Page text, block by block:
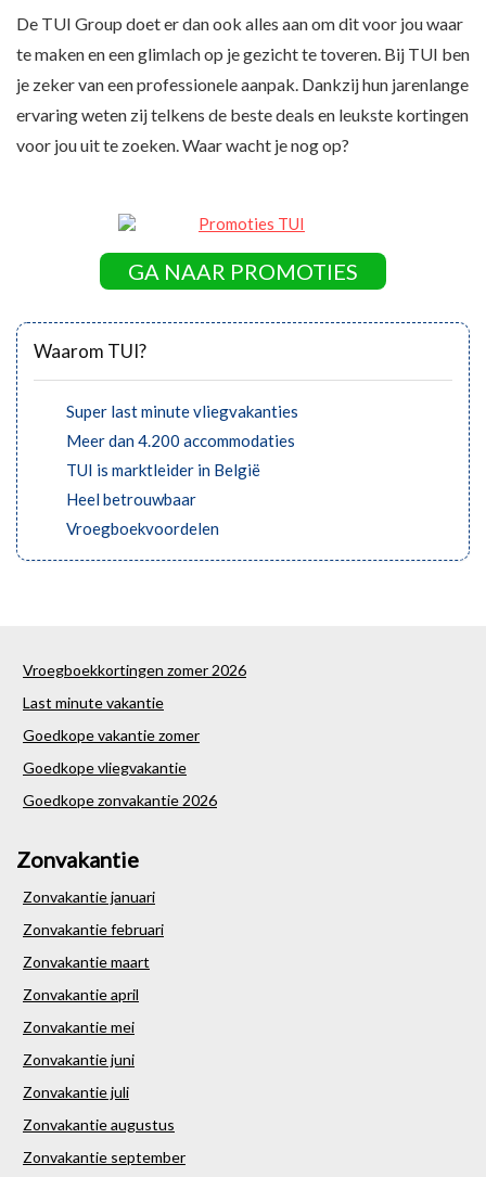
De TUI Group doet er dan ook alles aan om dit voor jou waar
te maken en een glimlach op je gezicht te toveren. Bij TUI ben
je zeker van een professionele aanpak. Dankzij hun jarenlange
ervaring weten zij telkens de beste deals en leukste kortingen
voor jou uit te zoeken. Waar wacht je nog op?
GA NAAR PROMOTIES
Waarom TUI?
Super last minute vliegvakanties
Meer dan 4.200 accommodaties
TUI is marktleider in België
Heel betrouwbaar
Vroegboekvoordelen
Vroegboekkortingen zomer 2026
Last minute vakantie
Goedkope vakantie zomer
Goedkope vliegvakantie
Goedkope zonvakantie 2026
Zonvakantie
Zonvakantie januari
Zonvakantie februari
Zonvakantie maart
Zonvakantie april
Zonvakantie mei
Zonvakantie juni
Zonvakantie juli
Zonvakantie augustus
Zonvakantie september